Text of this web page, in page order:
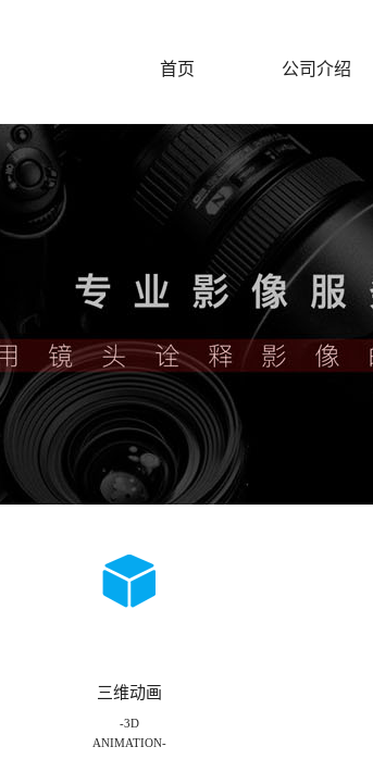
首页 公司介绍
三维动画
-3D
ANIMATION-